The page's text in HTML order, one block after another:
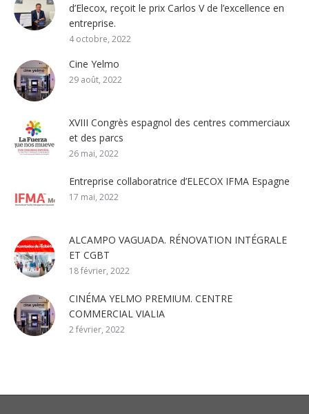
d’Elecox, reçoit le prix Carlos V de l’excellence en
entreprise.
4 octobre, 2022
Cine Yelmo
29 août, 2022
XVIII Congrès espagnol des centres commerciaux
et des parcs
26 mai, 2022
Entreprise collaboratrice d’ELECOX IFMA Espagne
17 mai, 2022
ALCAMPO VAGUADA. RÉNOVATION INTÉGRALE
ET CGBT
18 février, 2022
CINÉMA YELMO PREMIUM. CENTRE
COMMERCIAL VIALIA
2 février, 2022